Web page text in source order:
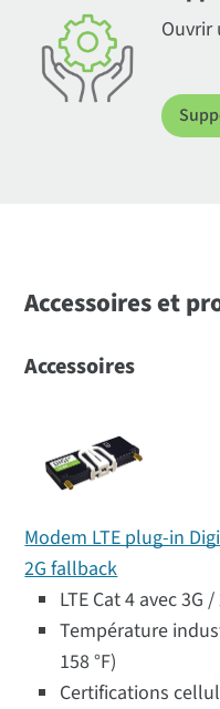
Ouvrir
Accessoires et
Accessoires
Modem LTE plug-in
2G fallback
LTE Cat 4 avec 3G
Température
158 °F)
Certifications